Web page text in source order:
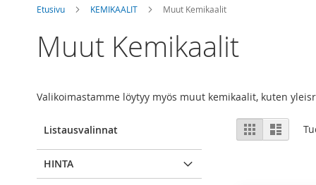
Etusivu KEMIKAALIT Muut Kemikaalit
Muut Kemikaalit
Valikoimastamme löytyy myös muut kemikaalit, kuten
View
as
Ruudukko
Listausvalinnat
HINTA